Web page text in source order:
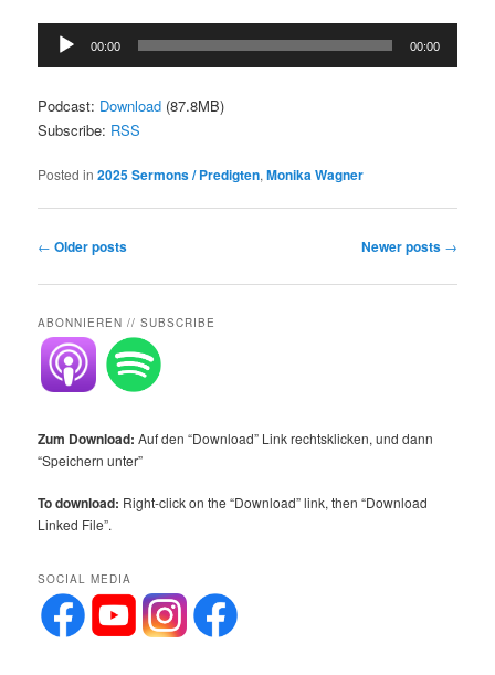
Audio
Player
00:00 00:00
Podcast: Download (87.8MB)
Subscribe: RSS
Posted in 2025 Sermons / Predigten,Monika Wagner
Post
← Older posts Newer posts →
ABONNIEREN // SUBSCRIBE
Zum Download: Auf den “Download” Link rechtsklicken, und dann
“Speichern unter”
To download: Right-click on the “Download” link, then “Download
Linked File”.
SOCIAL MEDIA